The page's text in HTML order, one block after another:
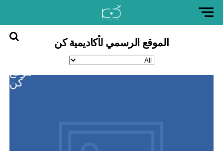
موقع
كن
الموقع الرسمي لأكاديمية كن